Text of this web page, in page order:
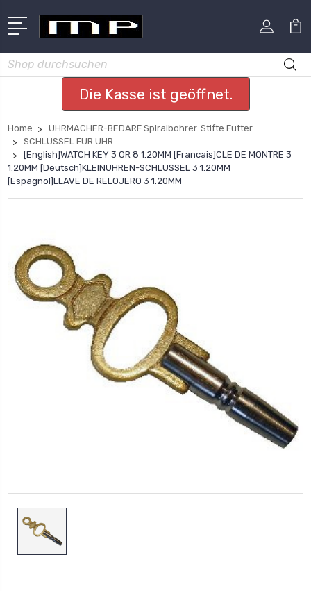
Suchen
Die Kasse ist geöffnet.
Home
UHRMACHER-BEDARF Spiralbohrer. Stifte Futter.
SCHLUSSEL FUR UHR
[English]WATCH KEY 3 OR 8 1.20MM [Francais]CLE DE MONTRE 3
1.20MM [Deutsch]KLEINUHREN-SCHLUSSEL 3 1.20MM
[Espagnol]LLAVE DE RELOJERO 3 1.20MM